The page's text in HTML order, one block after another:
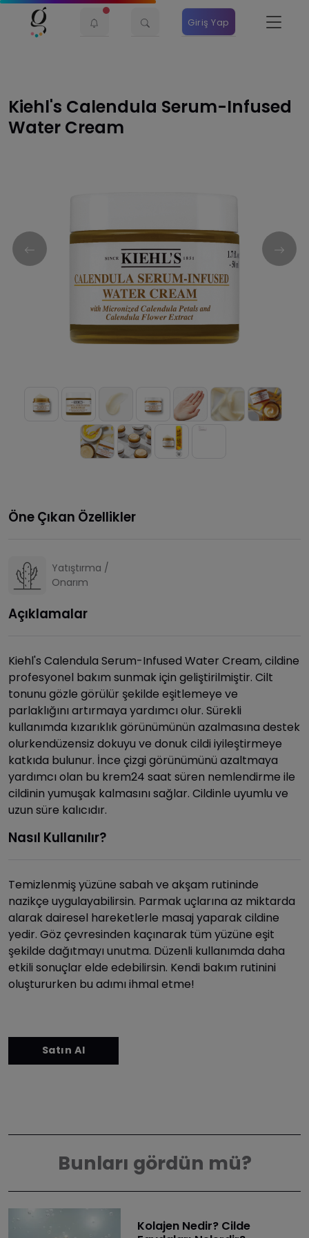
Giriş Yap
Kiehl's Calendula Serum-Infused
Water Cream
Öne Çıkan Özellikler
Yatıştırma /
Onarım
Açıklamalar
Kiehl's Calendula Serum-Infused Water Cream, cildine
profesyonel bakım sunmak için geliştirilmiştir. Cilt
tonunu gözle görülür şekilde eşitlemeye ve
parlaklığını artırmaya yardımcı olur. Sürekli
kullanımda kızarıklık görünümünün azalmasına destek
olurkendüzensiz dokuyu ve donuk cildi iyileştirmeye
katkıda bulunur. İnce çizgi görünümünü azaltmaya
yardımcı olan bu krem24 saat süren nemlendirme ile
cildinin yumuşak kalmasını sağlar. Cildinle uyumlu ve
uzun süre kalıcıdır.
Nasıl Kullanılır?
Temizlenmiş yüzüne sabah ve akşam rutininde
nazikçe uygulayabilirsin. Parmak uçlarına az miktarda
alarak dairesel hareketlerle masaj yaparak cildine
yedir. Göz çevresinden kaçınarak tüm yüzüne eşit
şekilde dağıtmayı unutma. Düzenli kullanımda daha
etkili sonuçlar elde edebilirsin. Kendi bakım rutinini
oluştururken bu adımı ihmal etme!
Bunları gördün mü?
Kolajen Nedir? Cilde